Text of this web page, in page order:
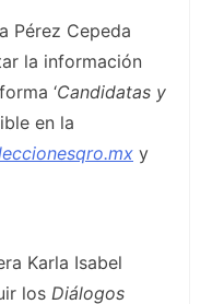
Pérez Cepeda
la información
‘Candidatas y
en la
y
Karla Isabel
los Diálogos